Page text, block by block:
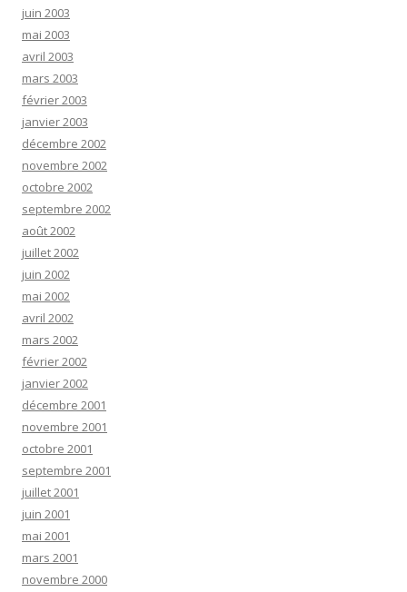
juin 2003
mai 2003
avril 2003
mars 2003
février 2003
janvier 2003
décembre 2002
novembre 2002
octobre 2002
septembre 2002
août 2002
juillet 2002
juin 2002
mai 2002
avril 2002
mars 2002
février 2002
janvier 2002
décembre 2001
novembre 2001
octobre 2001
septembre 2001
juillet 2001
juin 2001
mai 2001
mars 2001
novembre 2000